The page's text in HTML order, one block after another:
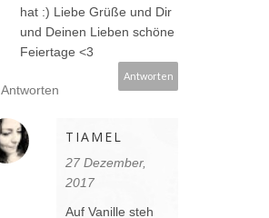
hat :) Liebe Grüße und Dir
und Deinen Lieben schöne
Feiertage <3
Antworten
Antworten
TIAMEL
27 Dezember,
2017
Auf Vanille steh